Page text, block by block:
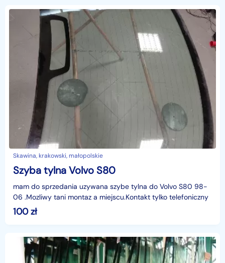
Skawina, krakowski, małopolskie
Szyba tylna Volvo S80
mam do sprzedania uzywana szybe tylna do Volvo S80 98-
06 .Mozliwy tani montaz a miejscu.Kontakt tylko telefoniczny
100zł